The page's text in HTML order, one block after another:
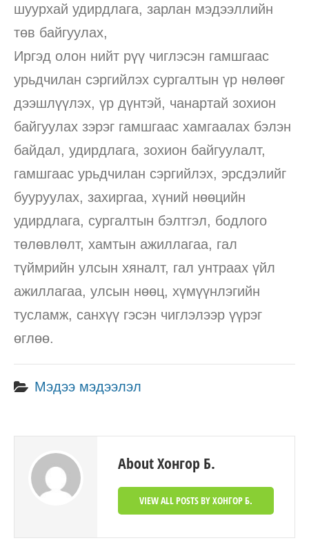
шуурхай удирдлага, зарлан мэдээллийн
төв байгуулах,
Иргэд олон нийт рүү чиглэсэн гамшгаас
урьдчилан сэргийлэх сургалтын үр нөлөөг
дээшлүүлэх, үр дүнтэй, чанартай зохион
байгуулах зэрэг гамшгаас хамгаалах бэлэн
байдал, удирдлага, зохион байгуулалт,
гамшгаас урьдчилан сэргийлэх, эрсдэлийг
бууруулах, захиргаа, хүний нөөцийн
удирдлага, сургалтын бэлтгэл, бодлого
төлөвлөлт, хамтын ажиллагаа, гал
түймрийн улсын хяналт, гал унтраах үйл
ажиллагаа, улсын нөөц, хүмүүнлэгийн
тусламж, санхүү гэсэн чиглэлээр үүрэг
өглөө.
Мэдээ мэдээлэл
About Хонгор Б.
VIEW ALL POSTS BY ХОНГОР Б.